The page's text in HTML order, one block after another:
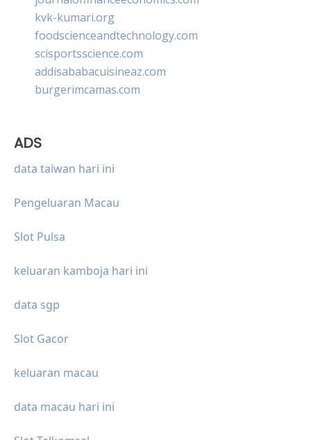
kvk-kumari.org
foodscienceandtechnology.com
scisportsscience.com
addisababacuisineaz.com
burgerimcamas.com
ADS
data taiwan hari ini
Pengeluaran Macau
Slot Pulsa
keluaran kamboja hari ini
data sgp
Slot Gacor
keluaran macau
data macau hari ini